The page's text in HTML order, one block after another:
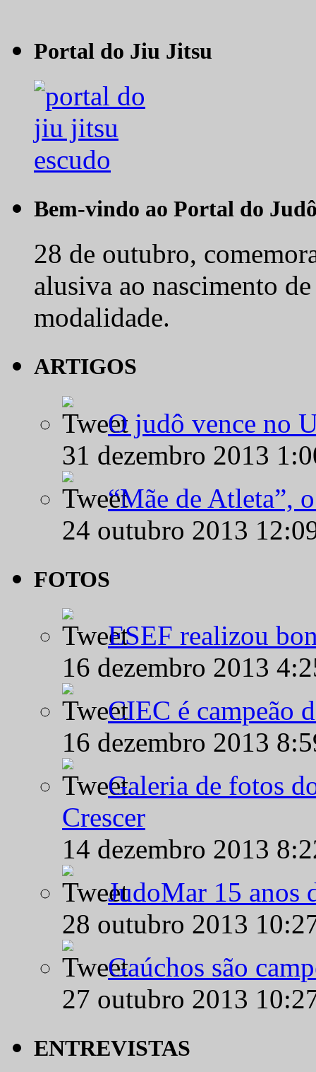
Portal do Jiu Jitsu
Bem-vindo ao Portal do
28 de outubro,
alusiva ao nascimento
modalidade.
ARTIGOS
O judô vence no
31 dezembro 2013
“Mãe de Atleta”,
24 outubro 2013
FOTOS
ESEF realizou
16 dezembro 2013
CIEC é campeão
16 dezembro 2013
Galeria de fotos
Crescer
14 dezembro 2013
JudoMar 15 anos
28 outubro 2013
Gaúchos são
27 outubro 2013
ENTREVISTAS